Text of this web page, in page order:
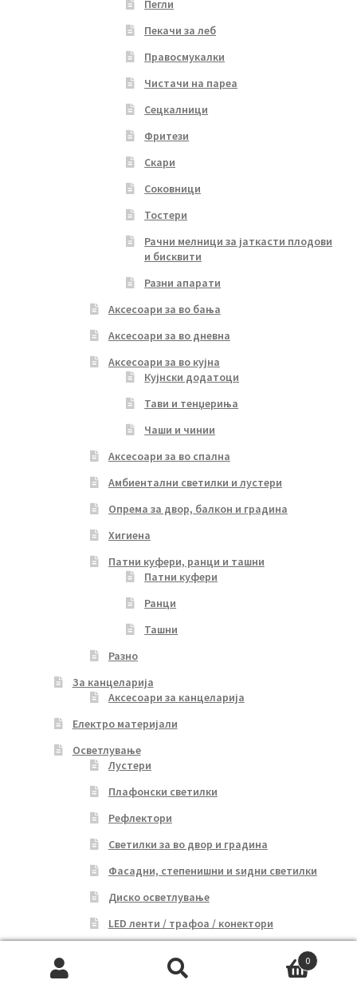
Пегли
Пекачи за леб
Правосмукалки
Чистачи на пареа
Сецкалници
Фритези
Скари
Соковници
Тостери
Рачни мелници за јаткасти плодови
и бисквити
Разни апарати
Аксесоари за во бања
Аксесоари за во дневна
Аксесоари за во кујна
Кујнски додатоци
Тави и тенџериња
Чаши и чинии
Аксесоари за во спална
Амбиентални светилки и лустери
Опрема за двор, балкон и градина
Хигиена
Патни куфери, ранци и ташни
Патни куфери
Ранци
Ташни
Разно
За канцеларија
Аксесоари за канцеларија
Електро материјали
Осветлување
Лустери
Плафонски светилки
Рефлектори
Светилки за во двор и градина
Фасадни, степенишни и ѕидни светилки
Диско осветлување
LED ленти / трафоа / конектори
Линиско осветлување и спот рефлектори
0